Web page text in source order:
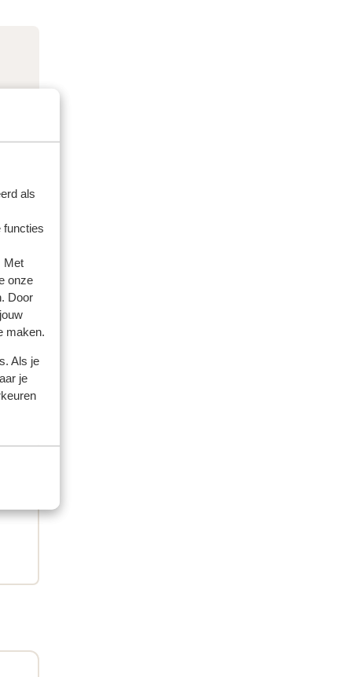
als
functies
Met
onze
Door
maken.
Als je
je